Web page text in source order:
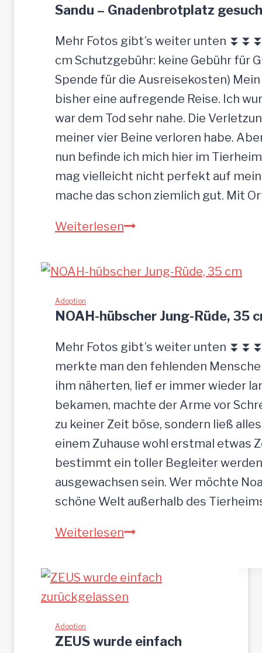
Sandu – Gnadenbrotplatz
Mehr Fotos gibt’s weiter unten
cm Schutzgebühr: keine Gebühr für
Spende für die Ausreisekosten)
bisher eine aufregende Reise. Ich
war dem Tod sehr nahe. Die
meiner vier Beine verloren habe.
nun befinde ich mich hier im
mag vielleicht nicht perfekt auf
mache das schon ziemlich gut. Mit
WeiterlesenSandu
Gnadenbrotplatz
Adoption
NOAH-hübscher Jung-Rüde, 35
Mehr Fotos gibt’s weiter unten
merkte man den fehlenden
ihm näherten, lief er immer wieder
bekamen, machte der Arme vor
zu keiner Zeit böse, sondern ließ
einem Zuhause wohl erstmal etwas
bestimmt ein toller Begleiter
ausgewachsen sein. Wer möchte
schöne Welt außerhalb des
WeiterlesenNOAH-
Jung-
Adoption
ZEUS wurde einfach